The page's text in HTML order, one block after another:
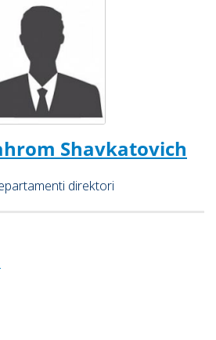
Shavkatovich
direktori